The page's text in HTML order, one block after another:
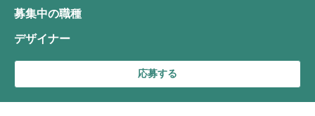
募集中の職種
デザイナー
応募する